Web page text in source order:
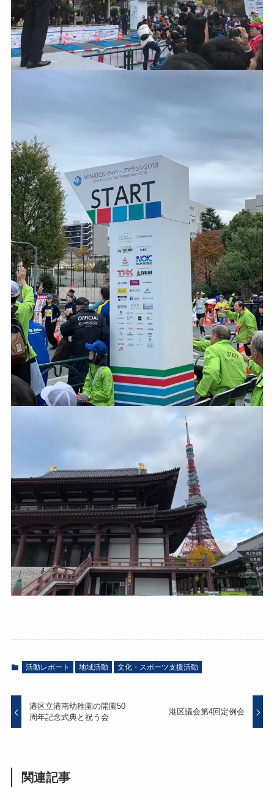
活動レポート 地域活動 文化・スポーツ支援活動
港区立港南幼稚園の開園50
周年記念式典と祝う会
港区議会第4回定例会
関連記事